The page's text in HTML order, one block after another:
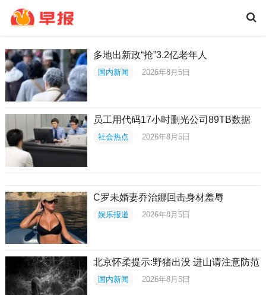
多地出新政“抢”3.2亿老年人
国内新闻 2026年8月5日
员工用代码17小时删光公司89TB数据
社会热点 2026年8月5日
C罗未婚妻乔治娜回击身材羞辱
娱乐报道 2026年8月5日
北京怀柔提示:野猪出没 进山请注意防范
国内新闻 2026年8月5日